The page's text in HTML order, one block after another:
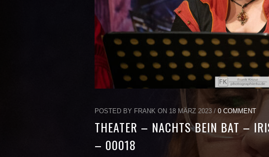
POSTED BY FRANK ON 18 MÄRZ 2023 / 0 COMMENT
THEATER – NACHTS BEIN BAT –
– 00018